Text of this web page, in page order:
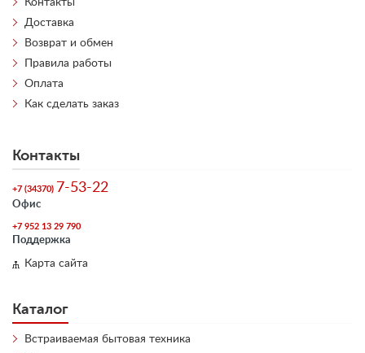
Контакты
Доставка
Возврат и обмен
Правила работы
Оплата
Как сделать заказ
Контакты
+7 (34370) 7-53-22
Офис
+7 952 13 29 790
Поддержка
Карта сайта
Каталог
Встраиваемая бытовая техника